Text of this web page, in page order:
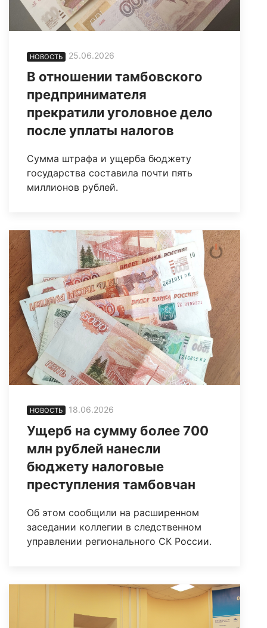
НОВОСТЬ 25.06.2026
В отношении тамбовского
предпринимателя
прекратили уголовное дело
после уплаты налогов
Сумма штрафа и ущерба бюджету
государства составила почти пять
миллионов рублей.
НОВОСТЬ 18.06.2026
Ущерб на сумму более 700
млн рублей нанесли
бюджету налоговые
преступления тамбовчан
Об этом сообщили на расширенном
заседании коллегии в следственном
управлении регионального СК России.